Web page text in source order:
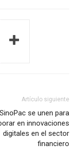
Artículo siguiente
se unen para
en innovaciones
digitales en el sector
financiero